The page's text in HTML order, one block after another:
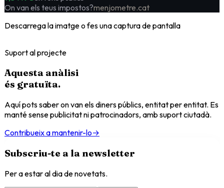
On van els teus impostos?menjometre.cat
Descarrega la imatge o fes una captura de pantalla
Suport al projecte
Aquesta anàlisi
és gratuïta.
Aquí pots saber on van els diners públics, entitat per entitat. Es
manté sense publicitat ni patrocinadors, amb suport ciutadà.
Contribueix a mantenir-lo→
Subscriu-te a la newsletter
Per a estar al dia de novetats.